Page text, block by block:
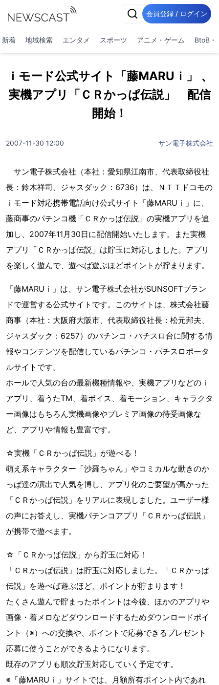
会員登録 / ログイン
新着 地域検索 エンタメ スポーツ アニメ・ゲーム BtoB・
ｉモード公式サイト「藤MARUｉ」 、
実機アプリ「ＣＲかっぱ伝説」 配信
開始！
2007-11-30 12:00 サン電子株式会社
サン電子株式会社（本社：愛知県江南市、代表取締役社
長：鈴木祥司、ジャスダック：6736）は、ＮＴＴドコモの
ｉモード対応携帯電話向け公式サイト「藤MARUｉ」に、
藤商事のパチンコ機「ＣＲかっぱ伝説」の実機アプリを追
加し、2007年11月30日に配信開始いたします。また実機
アプリ「ＣＲかっぱ伝説」は貯玉に対応しました。アプリ
を楽しく遊んで、遊べば遊ぶほどポイントが貯まります。
「藤MARUｉ」は、サン電子株式会社がSUNSOFTブラン
ドで運営する公式サイトです。このサイトは、株式会社藤
商事（本社：大阪府大阪市、代表取締役社長：松元邦夫、
ジャスダック：6257）のパチンコ・パチスロ台に関する情
報やコンテンツを配信しているパチンコ・パチスロポータ
ルサイトです。
ホールで人気の台の最新機種情報や、実機アプリなどのｉ
アプリ、着うたTM、着ボイス、着モーション、キャラクタ
ー画像はもちろん実機画像やプレミア画像の待受画像な
ど、アプリや情報も豊富です。
☆実機「ＣＲかっぱ伝説」が遊べる！
萌え系キャラクター「沙羅ちゃん」やコミカルな動きのか
っぱ達の演出で人気を博し、アプリ化のご要望が高かった
「ＣＲかっぱ伝説」をリアルに表現しました。ユーザー様
の声にお答えし、実機パチンコアプリ「ＣＲかっぱ伝説」
が携帯で遊べます。
☆「ＣＲかっぱ伝説」から貯玉に対応！
「ＣＲかっぱ伝説」は貯玉に対応しました。「ＣＲかっぱ
伝説」を遊べば遊ぶほど、ポイントが貯まります！
たくさん遊んで貯まったポイントは今後、ほかのアプリや
画像・着メロなどダウンロードするためダウンロードポイ
ント（※）への交換や、ポイントで応募できるプレゼント
応募に使うことができるようになります。
既存のアプリも順次貯玉対応していく予定です。
※「藤MARUｉ」サイトでは、月額所有ポイント内であれ